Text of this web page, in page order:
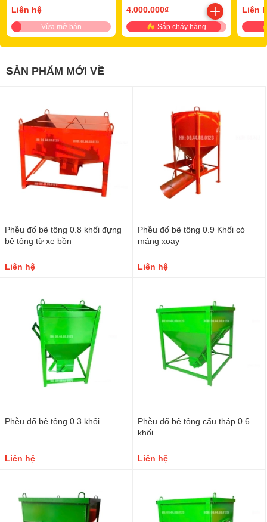
Liên hệ
Vừa mở bán
4.000.000₫
Sắp cháy hàng
Liên
SẢN PHẨM MỚI VỀ
Phễu đổ bê tông 0.8 khối đựng
bê tông từ xe bồn
Liên hệ
Phễu đổ bê tông 0.9 Khối có
máng xoay
Liên hệ
Phễu đổ bê tông 0.3 khối
Liên hệ
Phễu đổ bê tông cẩu tháp 0.6
khối
Liên hệ